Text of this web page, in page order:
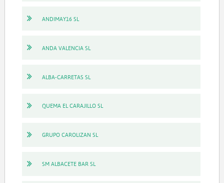
ANDIMAY16 SL
ANDA VALENCIA SL
ALBA-CARRETAS SL
QUEMA EL CARAJILLO SL
GRUPO CAROLIZAN SL
SM ALBACETE BAR SL